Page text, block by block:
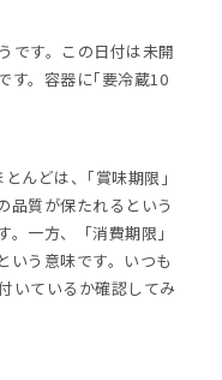
です。この日付は未開
す。容器に｢要冷蔵10
んどは、｢賞味期限｣
品質が保たれるという
一方、「消費期限」
いう意味です。いつも
いているか確認してみ